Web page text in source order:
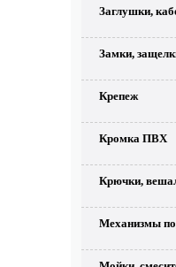
Заглушки,
Замки,
Крепеж
Кромка ПВХ
Крючки,
Механизмы